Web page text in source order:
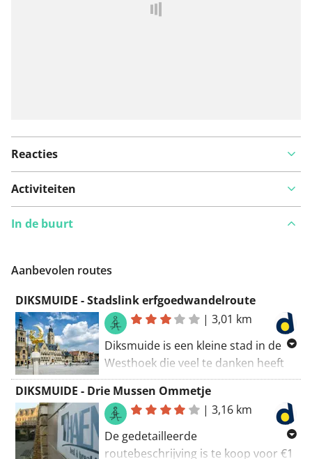
Reacties
Activiteiten
In de buurt
Aanbevolen routes
DIKSMUIDE - Stadslink erfgoedwandelroute
|3,01 km
Diksmuide is een kleine stad in de
Westhoek die veel te danken heeft
aan twee rivieren: de IJzer en de
Handzamevaart. Tijdens de Eerste
Wereldoorlog lag de stad pal in de
vuurlinie en werd nagenoeg volledig
van de kaart geveegd. Diksmuide
DIKSMUIDE - Drie Mussen Ommetje
|3,16 km
De gedetailleerde
routebeschrijving is te koop voor €1